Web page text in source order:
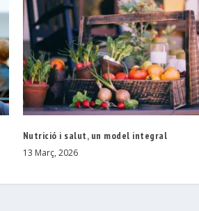
Nutrició i salut, un model integral
13 Març, 2026